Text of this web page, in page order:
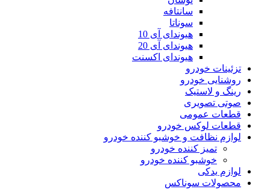
سانتافه
سوناتا
هیوندای آی 10
هیوندای آی 20
هیوندای اکسنت
تزئینات خودرو
روشنایی خودرو
رینگ و لاستیک
صوتی تصویری
قطعات عمومی
قطعات لوکس خودرو
لوازم نظافت و خوشبو کننده خودرو
تمیز کننده خودرو
خوشبو کننده خودرو
لوازم یدکی
محصولات سوناکس